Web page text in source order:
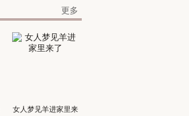
更多
女人梦见羊进家里来